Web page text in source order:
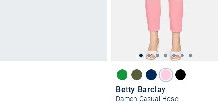
Betty Barclay
Damen Casual-Hose